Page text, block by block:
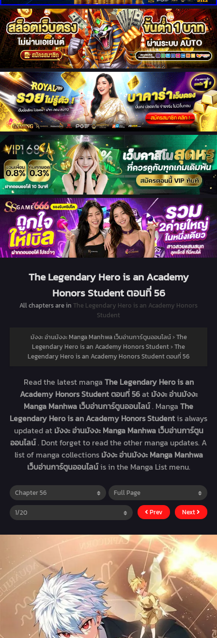
The Legendary Hero is an Academy
Honors Student ตอนที่ 56
All chapters are in The Legendary Hero is an Academy Honors
Student
มังงะ อ่านมังงะ Manga Manhwa เว็บอ่านการ์ตูนออนไลน์›The
Legendary Hero is an Academy Honors Student›The
Legendary Hero is an Academy Honors Student ตอนที่ 56
Read the latest manga The Legendary Hero is an
Academy Honors Student ตอนที่ 56at มังงะ อ่านมังงะ
Manga Manhwa เว็บอ่านการ์ตูนออนไลน์. Manga The
Legendary Hero is an Academy Honors Studentis always
updated at มังงะ อ่านมังงะ Manga Manhwa เว็บอ่านการ์ตูน
ออนไลน์. Dont forget to read the other manga updates. A
list of manga collections มังงะ อ่านมังงะ Manga Manhwa
เว็บอ่านการ์ตูนออนไลน์is in the Manga List menu.
Prev Next